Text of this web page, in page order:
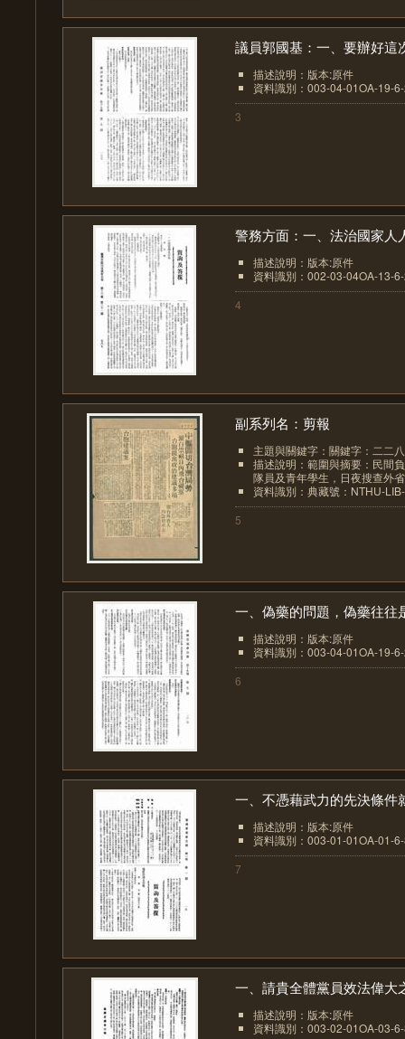
議員郭國基：一、要辦好這
描述說明：版本:原件
資料識別：003-04-01OA-19-
3
警務方面：一、法治國家人
描述說明：版本:原件
資料識別：002-03-04OA-13-
4
副系列名：剪報
主題與關鍵字：關鍵字：二二
描述說明：範圍與摘要：民間
隊員及青年學生，日夜搜查外
資料識別：典藏號：NTHU-
5
一、偽藥的問題，偽藥往往
描述說明：版本:原件
資料識別：003-04-01OA-19-
6
一、不憑藉武力的先決條件
描述說明：版本:原件
資料識別：003-01-01OA-01-
7
一、請貴全體黨員效法偉大
描述說明：版本:原件
資料識別：003-02-01OA-03-